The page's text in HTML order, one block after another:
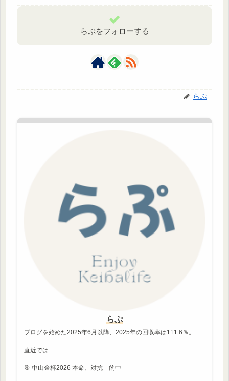
らぷをフォローする
らぷ
らぷ
ブログを始めた2025年6月以降、2025年の回収率は111.6％。
直近では
🎯 中山金杯2026 本命、対抗 的中